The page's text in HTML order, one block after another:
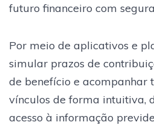
futuro financeiro com
Por meio de aplicativos e
simular prazos de
de benefício e acompanhar
vínculos de forma intuitiva,
acesso à informação